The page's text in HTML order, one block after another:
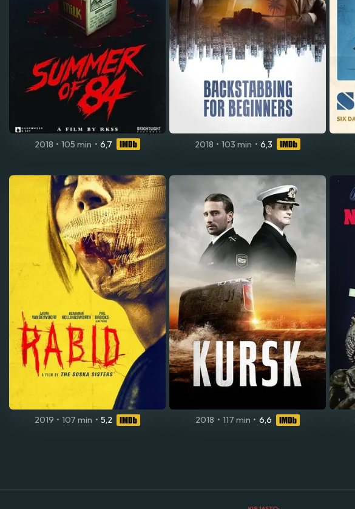
2018 • 105 min • 6,7 2018 • 103 min • 6,3
2019 • 107 min • 5,2 2018 • 117 min • 6,6